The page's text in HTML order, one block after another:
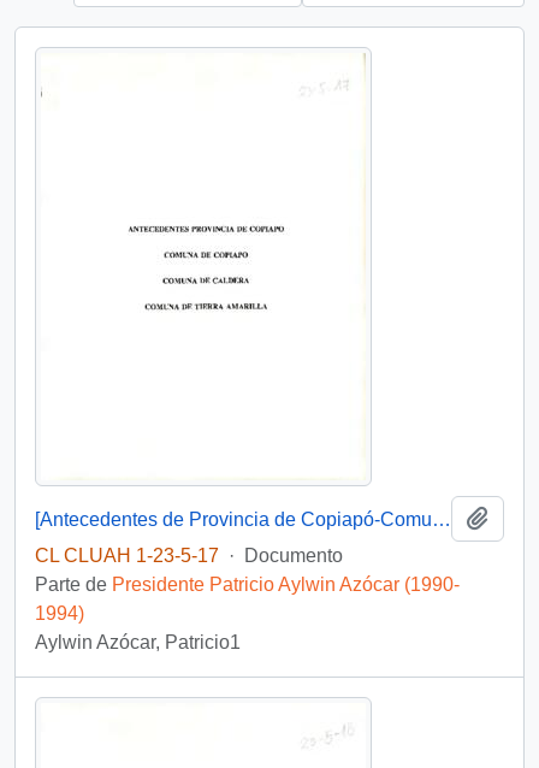
[Antecedentes de Provincia de Copiapó-Comuna de Copiapó, Caldera. Tierra Amarilla].
CL CLUAH 1-23-5-17 ·
Documento
Parte de Presidente Patricio Aylwin Azócar (1990-
1994)
Aylwin Azócar, Patricio1